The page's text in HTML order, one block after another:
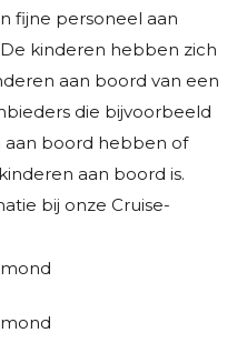
fijne personeel aan
kinderen hebben zich
aan boord van een
die bijvoorbeeld
aan boord hebben of
aan boord is.
bij onze Cruise-